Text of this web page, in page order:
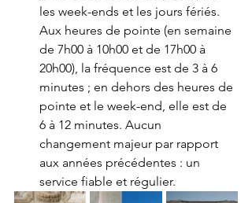
les week-ends et les jours fériés.
Aux heures de pointe (en semaine
de 7h00 à 10h00 et de 17h00 à
20h00), la fréquence est de 3 à 6
minutes ; en dehors des heures de
pointe et le week-end, elle est de
6 à 12 minutes. Aucun
changement majeur par rapport
aux années précédentes : un
service fiable et régulier.